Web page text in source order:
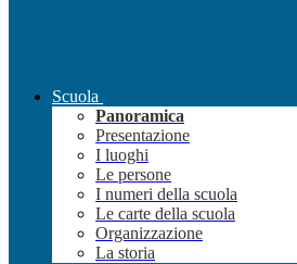
Scuola
Panoramica
Presentazione
I luoghi
Le persone
I numeri della scuola
Le carte della scuola
Organizzazione
La storia